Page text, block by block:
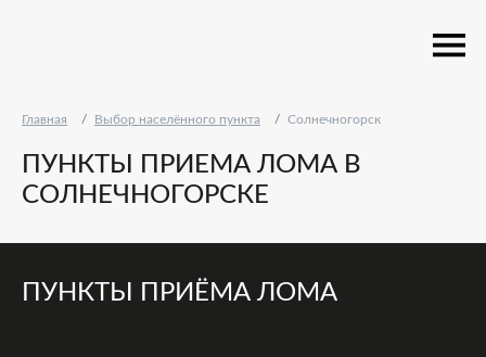
Главная Выбор населённого пункта Солнечногорск
ПУНКТЫ ПРИЕМА ЛОМА В
СОЛНЕЧНОГОРСКЕ
ПУНКТЫ ПРИЁМА ЛОМА